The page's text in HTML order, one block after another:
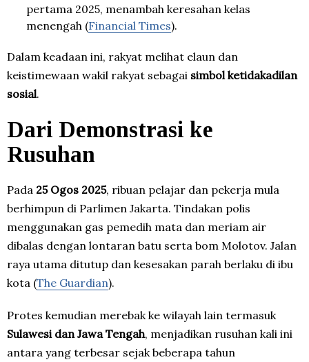
pertama 2025, menambah keresahan kelas
menengah (Financial Times).
Dalam keadaan ini, rakyat melihat elaun dan
keistimewaan wakil rakyat sebagai simbol ketidakadilan
sosial.
Dari Demonstrasi ke
Rusuhan
Pada 25 Ogos 2025, ribuan pelajar dan pekerja mula
berhimpun di Parlimen Jakarta. Tindakan polis
menggunakan gas pemedih mata dan meriam air
dibalas dengan lontaran batu serta bom Molotov. Jalan
raya utama ditutup dan kesesakan parah berlaku di ibu
kota (The Guardian).
Protes kemudian merebak ke wilayah lain termasuk
Sulawesi dan Jawa Tengah, menjadikan rusuhan kali ini
antara yang terbesar sejak beberapa tahun